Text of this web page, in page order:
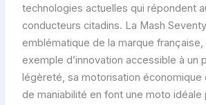
technologies actuelles qui répondent
conducteurs citadins. La Mash
emblématique de la marque
exemple d’innovation accessible à un
légèreté, sa motorisation économique
de maniabilité en font une moto idéale